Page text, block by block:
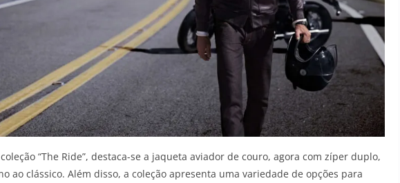
“The Ride”, destaca-se a jaqueta aviador de couro, agora com zíper duplo,
ao clássico. Além disso, a coleção apresenta uma variedade de opções para